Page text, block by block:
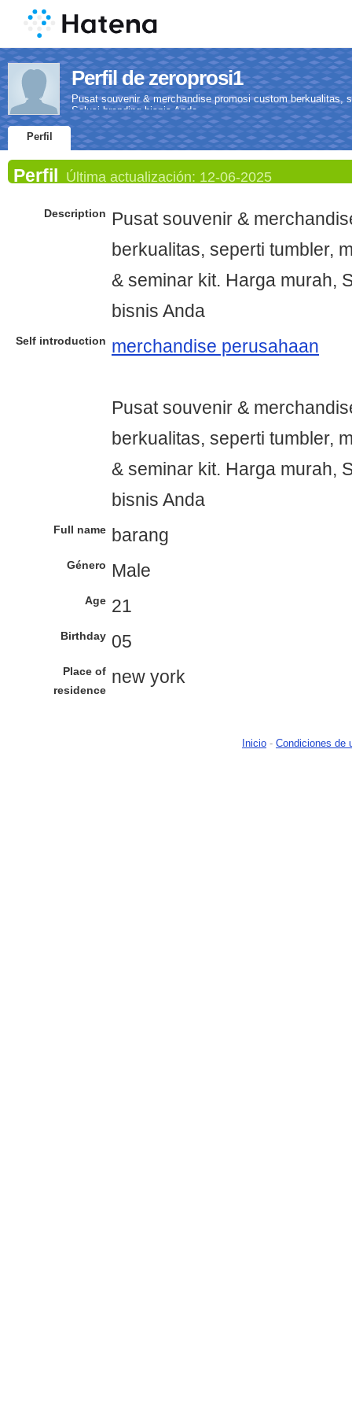
Perfil de zeroprosi1
Pusat souvenir & merchandise promosi custom berkualitas,
Solusi branding bisnis Anda
Perfil
Perfil Última actualización: 12-06-2025
Description
Pusat souvenir &
berkualitas, seperti tumbler,
& seminar kit. Harga murah,
bisnis Anda
Self introduction merchandise perusahaan
Pusat souvenir &
berkualitas, seperti tumbler,
& seminar kit. Harga murah,
bisnis Anda
Full name barang
Género Male
Age 21
Birthday 05
Place of
residence
new york
Inicio - Condiciones de